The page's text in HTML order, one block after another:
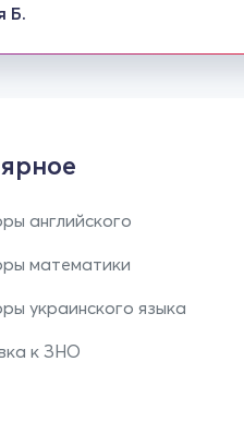
Б.
английского
математики
украинского языка
к ЗНО